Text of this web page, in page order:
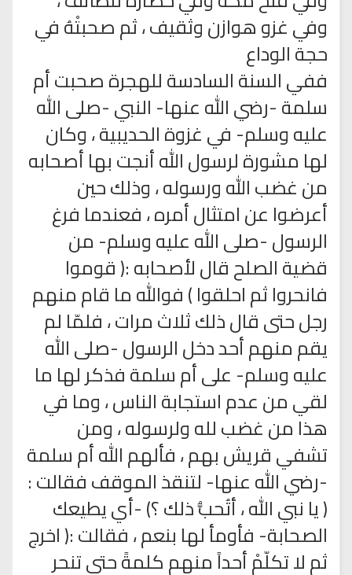
وفي غزو هوازن وثقيف ، ثم صحبتْهُ في
حجة الوداع
ففي السنة السادسة للهجرة صحبت أم
سلمة -رضي الله عنها- النبي -صلى الله
عليه وسلم- في غزوة الحديبية ، وكان
لها مشورة لرسول الله أنجت بها أصحابه
من غضب الله ورسوله ، وذلك حين
أعرضوا عن امتثال أمره ، فعندما فرغ
الرسول -صلى الله عليه وسلم- من
قضية الصلح قال لأصحابه :( قوموا
فانحروا ثم احلقوا ) فوالله ما قام منهم
رجل حتى قال ذلك ثلاث مرات ، فلمّا لم
يقم منهم أحد دخل الرسول -صلى الله
عليه وسلم- على أم سلمة فذكر لها ما
لقي من عدم استجابة الناس ، وما في
هذا من غضب لله ولرسوله ، ومن
تشفي قريش بهم ، فألهم الله أم سلمة
-رضي الله عنها- لتنقذ الموقف فقالت :
( يا نبي الله ، أتُحبُّ ذلك ؟) -أي يطيعك
الصحابة- فأومأ لها بنعم ، فقالت :( اخرج
ثم لا تكلّمْ أحداً منهم كلمةً حتى تنحر